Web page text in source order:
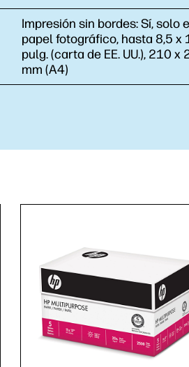
Impresión sin bordes:Sí, solo
papel fotográfico, hasta 8,5 x
pulg. (carta de EE. UU.), 210 x
mm (A4)